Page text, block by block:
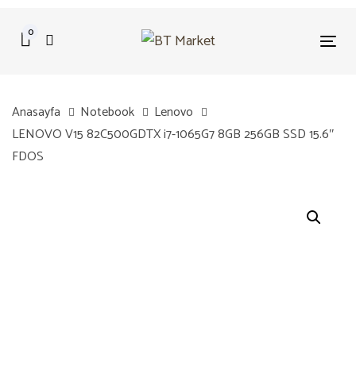
content
0
Anasayfa
Notebook
Lenovo
LENOVO V15 82C500GDTX i7-1065G7 8GB 256GB SSD 15.6″
FDOS